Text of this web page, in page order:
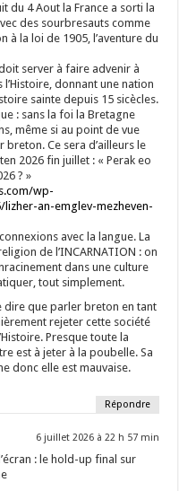
du 4 Aout la France a sorti la
des sourbresauts comme
à la loi de 1905, l’aventure du
server à faire advenir à
donnant une nation
sainte depuis 15 sicècles.
: sans la foi la Bretagne
même si au point de vue
Ce sera d’ailleurs le
2026 fin juillet : « Perak eo
? »
wp-
an-emglev-mezheven-
avec la langue. La
de l’INCARNATION : on
dans une culture
tout simplement.
que parler breton en tant
rejeter cette société
Presque toute la
est à jeter à la poubelle. Sa
donc elle est mauvaise.
Répondre
6 juillet 2026 à 22 h 57 min
: le hold-up final sur